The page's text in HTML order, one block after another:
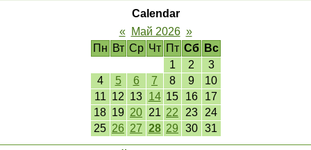
Calendar
«
Май 2026 »
Пн Вт Ср Чт Пт Сб
Вс
1
2
3
4
5 6 7 8 9
10
11 12 13 14 15 16
17
18 19 20 21 22 23
24
25 26 27 28 29 30 31